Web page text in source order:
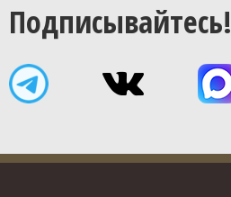
Подписывайтесь!